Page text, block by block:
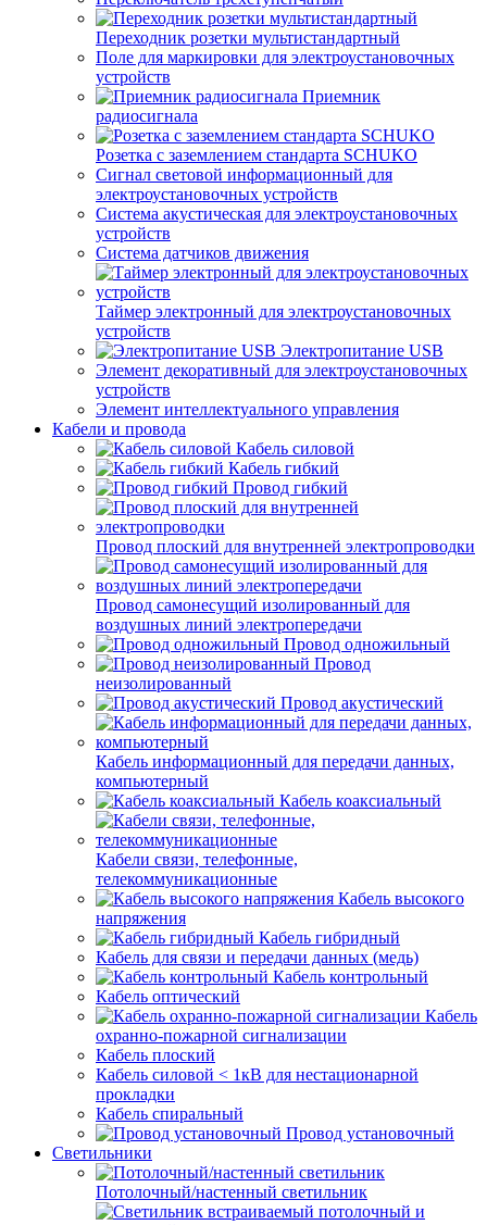
Переходник розетки мультистандартный
Поле для маркировки для электроустановочных
устройств
Приемник
радиосигнала
Розетка с заземлением стандарта SCHUKO
Сигнал световой информационный для
электроустановочных устройств
Система акустическая для электроустановочных
устройств
Система датчиков движения
Таймер электронный для электроустановочных
устройств
Электропитание USB
Элемент декоративный для электроустановочных
устройств
Элемент интеллектуального управления
Кабели и провода
Кабель силовой
Кабель гибкий
Провод гибкий
Провод плоский для внутренней электропроводки
Провод самонесущий изолированный для
воздушных линий электропередачи
Провод одножильный
Провод
неизолированный
Провод акустический
Кабель информационный для передачи данных,
компьютерный
Кабель коаксиальный
Кабели связи, телефонные,
телекоммуникационные
Кабель высокого
напряжения
Кабель гибридный
Кабель для связи и передачи данных (медь)
Кабель контрольный
Кабель оптический
Кабель
охранно-пожарной сигнализации
Кабель плоский
Кабель силовой < 1кВ для нестационарной
прокладки
Кабель спиральный
Провод установочный
Светильники
Потолочный/настенный светильник